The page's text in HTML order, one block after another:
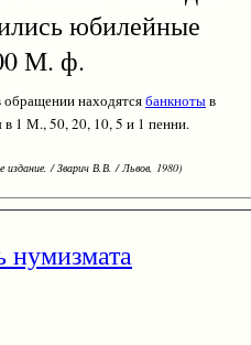
юбилейные
М. ф.
находятсябанкнотыв
1 М., 50, 20, 10, 5 и 1 пенни.
издание. / Зварич В.В. / Львов, 1980)
нумизмата